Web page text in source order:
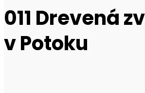
011 Drevená
v Potoku